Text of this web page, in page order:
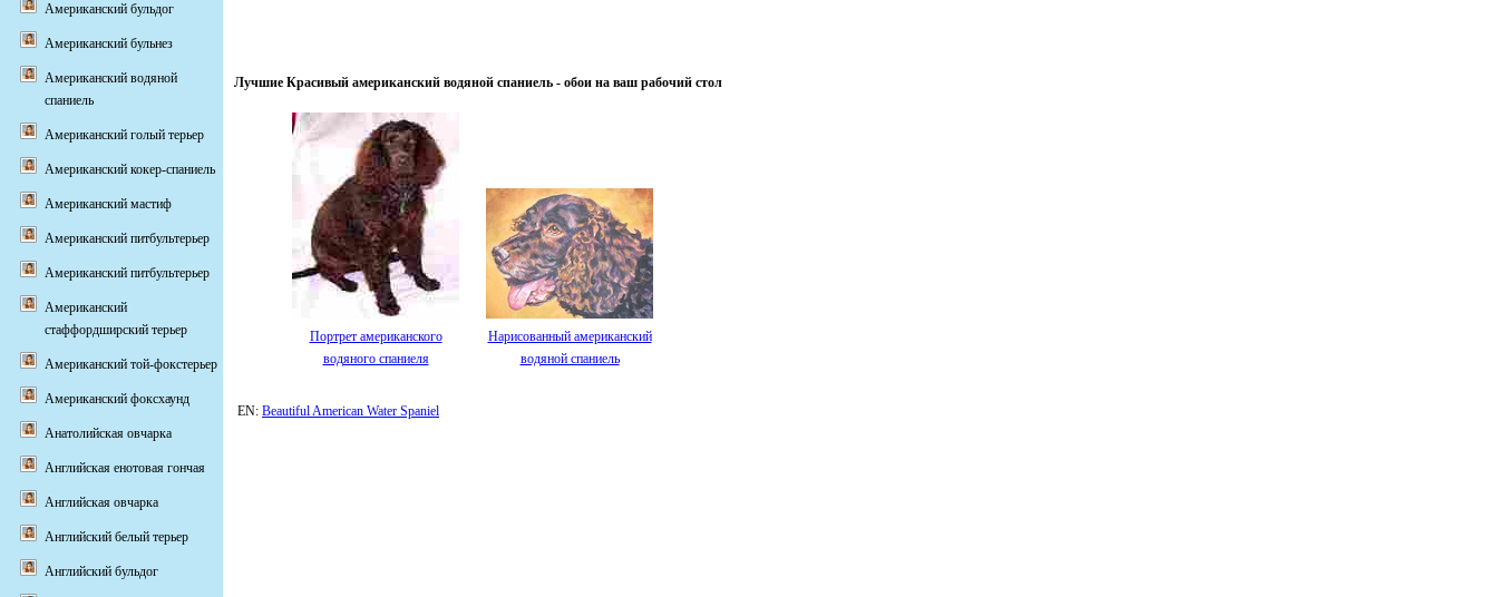
Лучшие Красивый американский водяной спаниель - обои на ваш рабочий стол
Портрет американского
водяного спаниеля
Нарисованный американский
водяной спаниель
EN: Beautiful American Water Spaniel
Американский бульдог
Американский бульнез
Американский водяной
спаниель
Американский голый терьер
Американский кокер-спаниель
Американский мастиф
Американский питбультерьер
Американский питбультерьер
Американский
стаффордширский терьер
Американский той-фокстерьер
Американский фоксхаунд
Анатолийская овчарка
Английская енотовая гончая
Английская овчарка
Английский белый терьер
Английский бульдог